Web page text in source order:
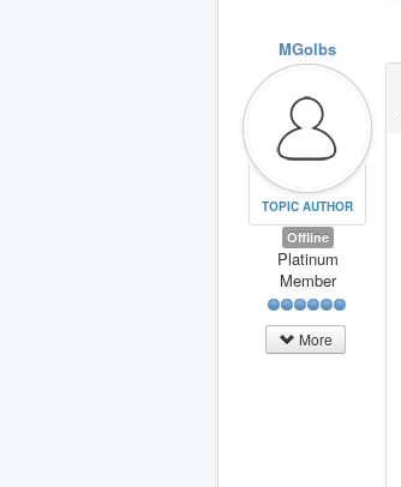
MGolbs
TOPIC AUTHOR
Offline
Platinum
Member
More